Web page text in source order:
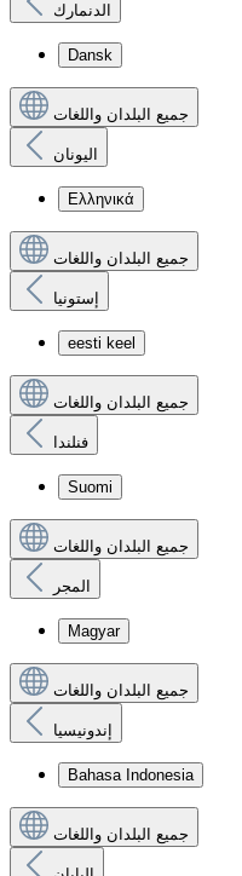
الدنمارك
Dansk
جميع البلدان واللغات
اليونان
Ελληνικά
جميع البلدان واللغات
إستونيا
eesti keel
جميع البلدان واللغات
فنلندا
Suomi
جميع البلدان واللغات
المجر
Magyar
جميع البلدان واللغات
إندونيسيا
Bahasa Indonesia
جميع البلدان واللغات